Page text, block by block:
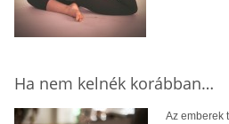
Ha nem kelnék korábban…
Az emberek